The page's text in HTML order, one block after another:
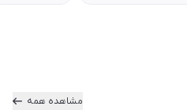
مشاهده همه